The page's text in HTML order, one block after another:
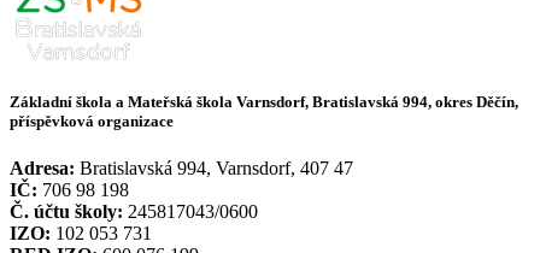
Základní škola a Mateřská škola Varnsdorf, Bratislavská 994, okres Děčín,
příspěvková organizace
Adresa: Bratislavská 994, Varnsdorf, 407 47
IČ: 706 98 198
Č. účtu školy: 245817043/0600
IZO: 102 053 731